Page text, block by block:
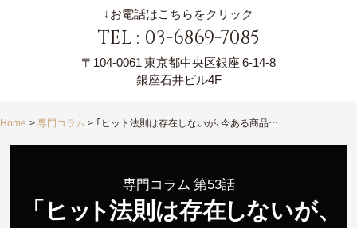
↓お電話はこちらをクリック
TEL : 03-6869-7085
〒104-0061東京都中央区銀座 6-14-8
銀座石井ビル4F
Home 専門コラム 「ヒット法則は存在しないが、今ある商品から売上を最大化する戦術は存在する」
専門コラム 第53話
「 ヒ ット法則は存在しないが、